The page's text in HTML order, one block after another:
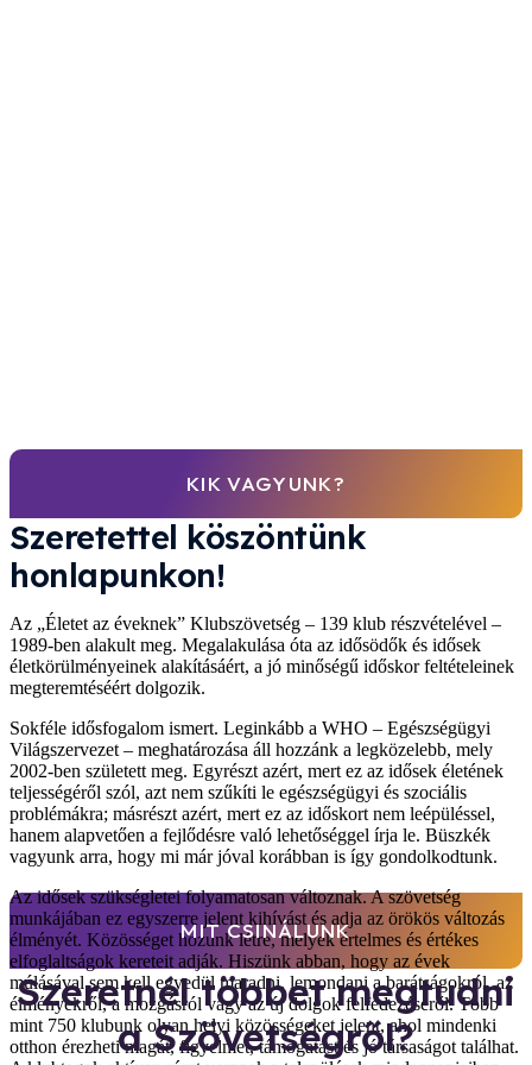
KIK VAGYUNK?
Szeretettel köszöntünk
honlapunkon!
Az „Életet az éveknek” Klubszövetség – 139 klub részvételével –
1989-ben alakult meg. Megalakulása óta az idősödők és idősek
életkörülményeinek alakításáért, a jó minőségű időskor feltételeinek
megteremtéséért dolgozik.
Sokféle idősfogalom ismert. Leginkább a WHO – Egészségügyi
Világszervezet – meghatározása áll hozzánk a legközelebb, mely
2002-ben született meg. Egyrészt azért, mert ez az idősek életének
teljességéről szól, azt nem szűkíti le egészségügyi és szociális
problémákra; másrészt azért, mert ez az időskort nem leépüléssel,
hanem alapvetően a fejlődésre való lehetőséggel írja le. Büszkék
vagyunk arra, hogy mi már jóval korábban is így gondolkodtunk.
Az idősek szükségletei folyamatosan változnak. A szövetség
munkájában ez egyszerre jelent kihívást és adja az örökös változás
élményét. Közösséget hozunk létre, melyek értelmes és értékes
elfoglaltságok kereteit adják. Hiszünk abban, hogy az évek
múlásával sem kell egyedül maradni, lemondani a barátságokról, az
élményekről, a mozgásról vagy az új dolgok felfedezéséről. Több
mint 750 klubunk olyan helyi közösségeket jelent, ahol mindenki
otthon érezheti magát, figyelmet, támogatást és jó társaságot találhat.
MIT CSINÁLUNK
Szeretnél többet megtudni
a Szövetségről?